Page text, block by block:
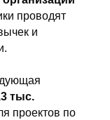
проводят
и
тыс.
проектов по